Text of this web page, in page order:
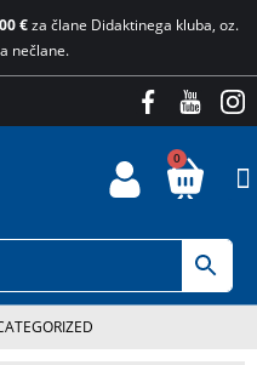
€za člane Didaktinega kluba, oz.
nečlane.
0